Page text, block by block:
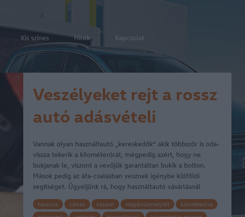
Kis színes Hírek Kapcsolat
Veszélyeket rejt a rossz
autó adásvételi
szerződés
Vannak olyan használtautó „kereskedők” akik többször is oda-
vissza tekerik a kilométerórát, mégpedig azért, hogy ne
bukjanak le, viszont a vevőjük garantáltan bukik a bolton.
Mások pedig az áfa-csalásban vesznek igénybe külföldi
segítséget. Ügyeljünk rá, hogy használtautó vásárlásnál
kerüljük el az…
hasznos cikkek nepper magánszemélytől
kilométeróra